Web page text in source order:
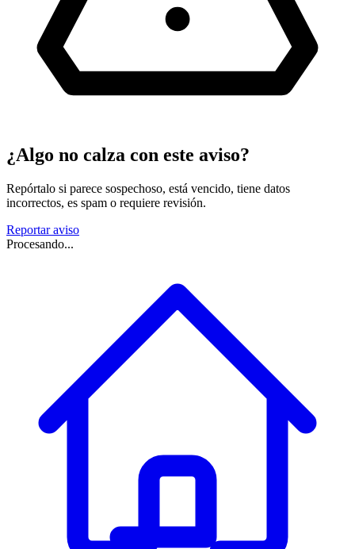
¿Algo no calza con este aviso?
Repórtalo si parece sospechoso, está vencido, tiene datos
incorrectos, es spam o requiere revisión.
Reportar aviso
Procesando...